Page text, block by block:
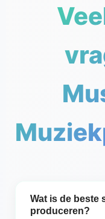
Wat is de beste
produceren?